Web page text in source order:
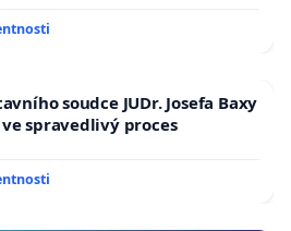
soudce JUDr. Josefa Baxy
spravedlivý proces